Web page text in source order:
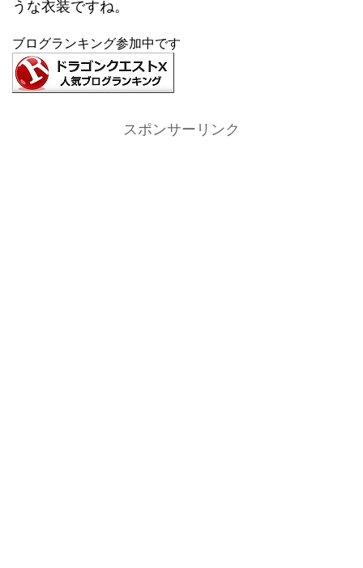
うな衣装ですね。
ブログランキング参加中です
スポンサーリンク